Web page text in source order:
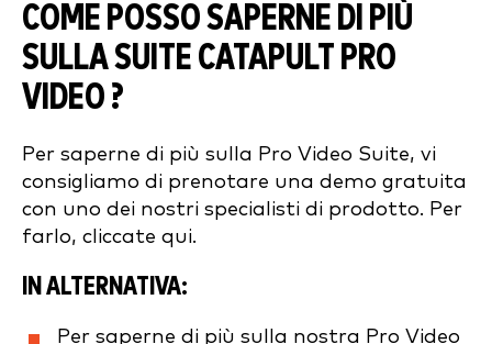
COME POSSO SAPERNE DI PIÙ
SULLA SUITE CATAPULT PRO
VIDEO ?
Per saperne di più sulla Pro Video Suite, vi
consigliamo di prenotare una demo gratuita
con uno dei nostri specialisti di prodotto. Per
farlo, cliccate qui.
IN ALTERNATIVA:
Per saperne di più sulla nostra Pro Video